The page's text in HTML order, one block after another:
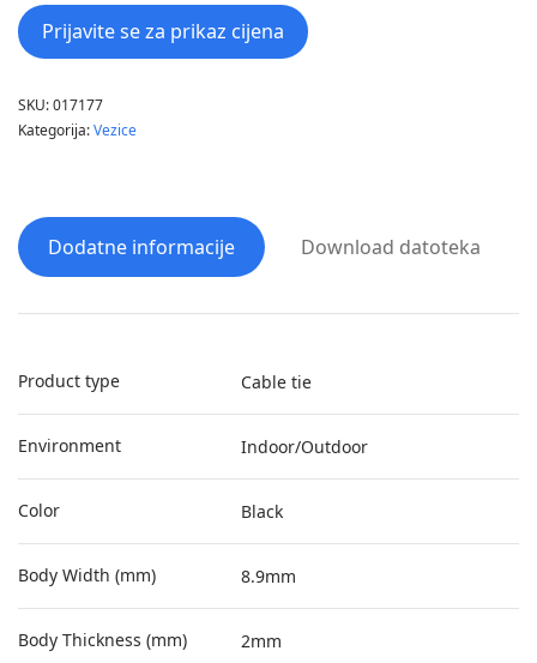
Prijavite se za prikaz cijena
SKU:017177
Kategorija:Vezice
Dodatne informacije Download datoteka
Product type Cable tie
Environment Indoor/Outdoor
Color Black
Body Width (mm) 8.9mm
Body Thickness (mm) 2mm